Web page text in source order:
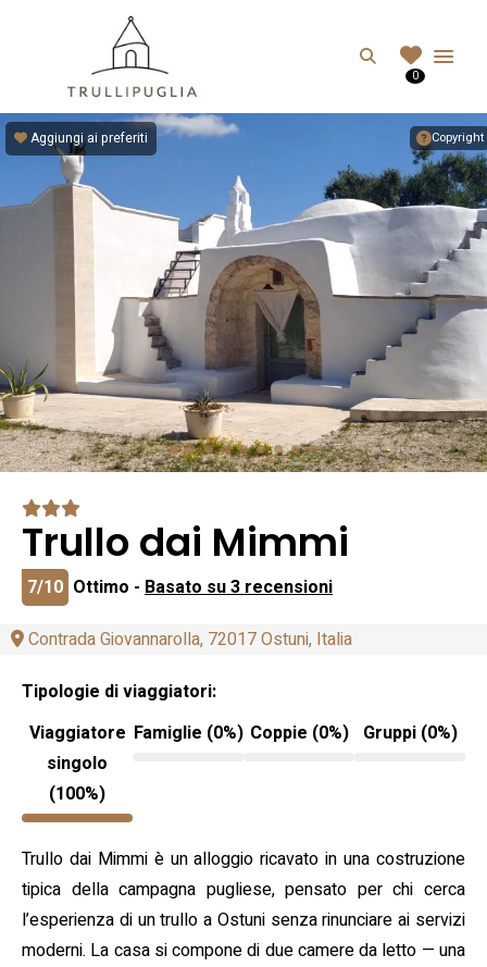
Search
0
Copyright
Aggiungi ai preferiti
Trullo dai Mimmi
7/10 Ottimo - Basato su 3 recensioni
Contrada Giovannarolla, 72017 Ostuni, Italia
Tipologie di viaggiatori:
Viaggiatore
singolo
(100%)
Famiglie (0%) Coppie (0%) Gruppi (0%)
Trullo dai Mimmi è un alloggio ricavato in una costruzione
tipica della campagna pugliese, pensato per chi cerca
l’esperienza di un trullo a Ostuni senza rinunciare ai servizi
moderni. La casa si compone di due camere da letto — una